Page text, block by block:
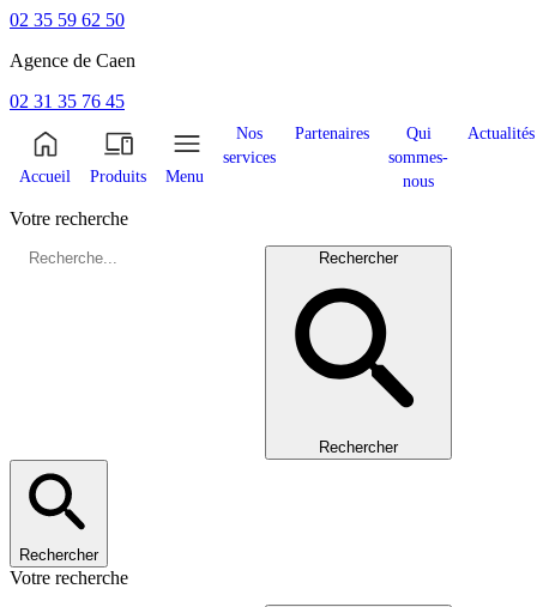
02 35 59 62 50
Agence de Caen
02 31 35 76 45
Accueil Produits Menu
Nos
services
Partenaires
Qui
sommes-
nous
Actualités
Votre recherche
Rechercher
Rechercher
Rechercher
Votre recherche